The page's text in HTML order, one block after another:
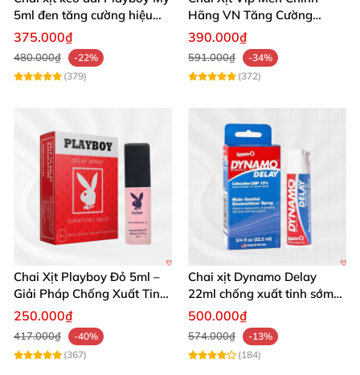
5ml đen tăng cường hiệu
quả
375.000₫
480.000₫
-22%
(379)
Hãng VN Tăng Cường
Phong Độ Kéo Dài
390.000₫
591.000₫
-34%
(372)
Chai Xịt Playboy Đỏ 5ml –
Giải Pháp Chống Xuất Tinh
Hiệu Quả
250.000₫
417.000₫
-40%
(367)
Chai xịt Dynamo Delay
22ml chống xuất tinh sớm
kéo dài hiệu quả
500.000₫
574.000₫
-13%
(184)